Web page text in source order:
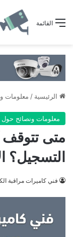
القائمة
الرئيسية / معلومات
معلومات ونصائح حول
متى تتوقف
التسجيل؟
فني كاميرات مراقبة